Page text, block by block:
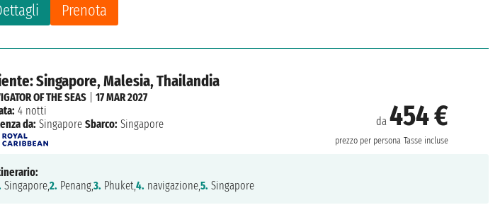
Prenota
Singapore, Malesia, Thailandia
da454 €
prezzo per persona Tasse incluse
OF THE SEAS |17 MAR 2027
4 notti
da: Singapore Sbarco: Singapore
Singapore,2. Penang,3. Phuket,4. navigazione,5. Singapore